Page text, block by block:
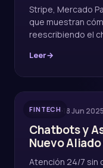
Stripe, Mercado
que muestran
reescribiendo el
Leer→
FINTECH
FINTECH · 18 Jun 2025
Chatbots y
Nuevo
Atención 24/7 sin